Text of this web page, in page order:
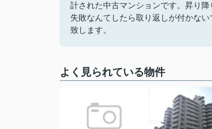
計された中古マンションです。昇り
失敗なんてしたら取り返しが付かな
致します。
よく見られている物件